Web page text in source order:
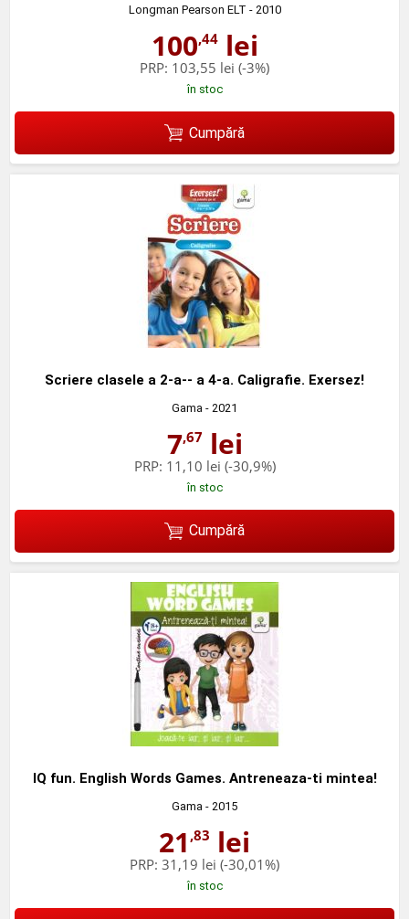
Longman Pearson ELT - 2010
100,44lei
PRP: 103,55 lei (-3%)
în stoc
Cumpără
Scriere clasele a 2-a-- a 4-a. Caligrafie. Exersez!
Gama - 2021
7,67lei
PRP: 11,10 lei (-30,9%)
în stoc
Cumpără
IQ fun. English Words Games. Antreneaza-ti mintea!
Gama - 2015
21 ,83 lei
PRP: 31,19 lei (-30,01%)
în stoc